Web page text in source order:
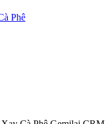
Phê